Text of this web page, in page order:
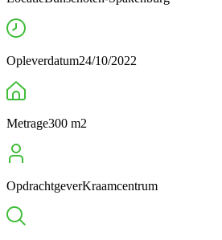
Opleverdatum24/10/2022
Metrage300 m2
OpdrachtgeverKraamcentrum